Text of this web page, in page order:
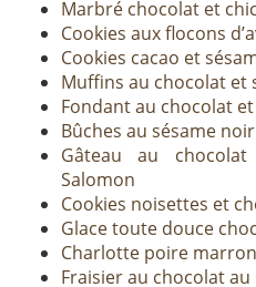
Marbré chocolat et
Cookies aux flocons
Cookies cacao et
Muffins au chocolat et
Fondant au chocolat
Bûches au sésame
Gâteau au
Salomon
Cookies noisettes et
Glace toute douce
Charlotte poire
Fraisier au chocolat au